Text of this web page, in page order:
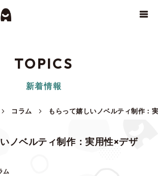
TOPICS
新着情報
コラム もらって嬉しいノベルティ制作：
ノベルティ制作：実用性×デザ
ム